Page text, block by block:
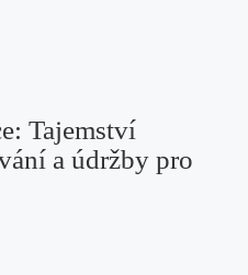
Tajemství
a údržby pro